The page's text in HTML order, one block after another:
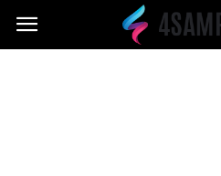
4samples.pl